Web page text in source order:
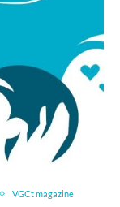
VGCt magazine